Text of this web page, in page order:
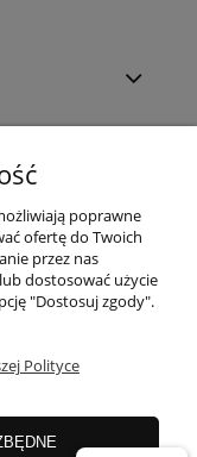
poprawne
ofertę do Twoich
przez nas
dostosować użycie
"Dostosuj zgody".
Polityce